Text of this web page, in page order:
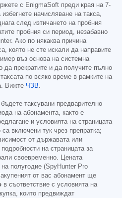
с EnigmaSoft преди края на 7-
начисляване на такса,
след изтичането на пробния
пробния си период, незабавно
Ако по някаква причина
която не сте искали да направите
въз основа на системна
прекратите и да получите пълно
по всяко време в рамките на
Вижте ЧЗВ
таксувани предварително
на абонамента, както е
и условията на страницата
са включени тук чрез препратка;
от държавата или
на страницата за
своевременно. Цената
на полугодие (SpyHunter Pro
от вас абонамент ще
в съответствие с условията на
които предвиждат